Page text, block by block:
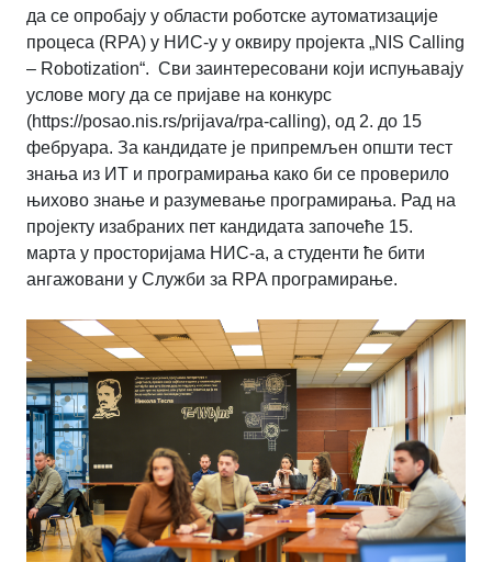
да се опробају у области роботске аутоматизације
процеса (RPA) у НИС-у у оквиру пројекта „NIS Calling
– Robotization“. Сви заинтересовани који испуњавају
услове могу да се пријаве на конкурс
(https://posao.nis.rs/prijava/rpa-calling), од 2. до 15
фебруара. За кандидате је припремљен општи тест
знања из ИТ и програмирања како би се проверило
њихово знање и разумевање програмирања. Рад на
пројекту изабраних пет кандидата започеће 15.
марта у просторијама НИС-а, а студенти ће бити
ангажовани у Служби за RPA програмирање.